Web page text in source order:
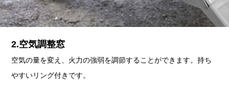
2.空気調整窓
空気の量を変え、火力の強弱を調節することができます。持ち
やすいリング付きです。